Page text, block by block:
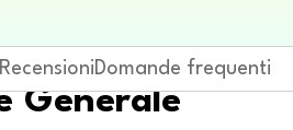
RecensioniDomande frequenti
Generale